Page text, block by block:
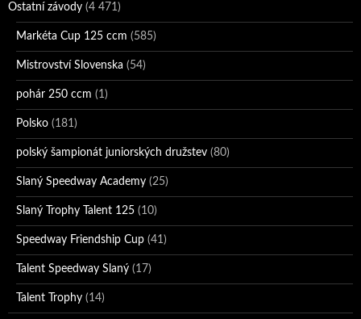
Ostatní závody (4 471)
Markéta Cup 125 ccm (585)
Mistrovství Slovenska (54)
pohár 250 ccm (1)
Polsko (181)
polský šampionát juniorských družstev (80)
Slaný Speedway Academy (25)
Slaný Trophy Talent 125 (10)
Speedway Friendship Cup (41)
Talent Speedway Slaný (17)
Talent Trophy (14)